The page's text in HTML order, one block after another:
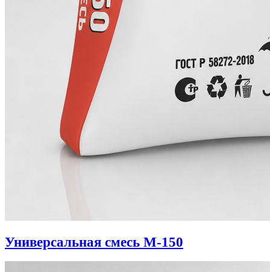
Универсальная смесь М-150